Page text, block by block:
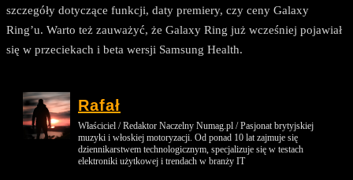
szczegóły dotyczące funkcji, daty premiery, czy ceny Galaxy
Ring’u. Warto też zauważyć, że Galaxy Ring już wcześniej pojawiał
się w przeciekach i beta wersji Samsung Health.
Rafał
Właściciel / Redaktor Naczelny Numag.pl / Pasjonat brytyjskiej
muzyki i włoskiej motoryzacji. Od ponad 10 lat zajmuje się
dziennikarstwem technologicznym, specjalizuje się w testach
elektroniki użytkowej i trendach w branży IT